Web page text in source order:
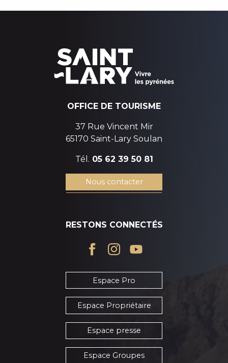
OFFICE DE TOURISME
37 Rue Vincent Mir
65170 Saint-Lary Soulan
Tél. 05 62 39 50 81
Nous contacter
RESTONS CONNECTÉS
Espace Pro
Espace Propriétaire
Espace presse
Espace Groupes